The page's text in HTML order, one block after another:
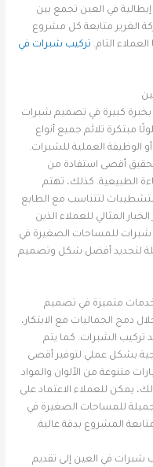
في العين تجمع بين
الغرير متابعة كل مشروع
التام. تركيب شبرات في
بخبرة كبيرة في تصميم شبرات
مبتكرة تلائم جميع أنواع
الوظيفة العملية للشبرات.
أقصى استفادة من
الطبيعية. كذلك، تهتم
لتتناسب مع الطابع
المثالي للعملاء الذين
شبرات للمساحات الصغيرة في
لتحديد أفضل شكل وتصميم
خدمات متميزة في تصميم
دمج الجماليات مع الابتكار،
تركيب الشبرات. كما يتم
بشكل عملي لتوفير أقصى
متنوعة من الألوان والمواد
يمكن للعملاء الاعتماد على
للمساحات الصغيرة في
المشروع بدقة عالية.
شبرات في العين إلى تقديم